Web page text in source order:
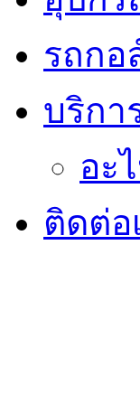
รถกอ
บริกา
อะ
ติดต่อ